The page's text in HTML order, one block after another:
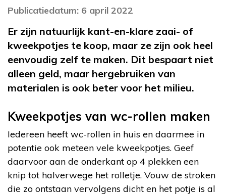
Publicatiedatum: 6 april 2022
Er zijn natuurlijk kant-en-klare zaai- of
kweekpotjes te koop, maar ze zijn ook heel
eenvoudig zelf te maken. Dit bespaart niet
alleen geld, maar hergebruiken van
materialen is ook beter voor het milieu.
Kweekpotjes van wc-rollen maken
Iedereen heeft wc-rollen in huis en daarmee in
potentie ook meteen vele kweekpotjes. Geef
daarvoor aan de onderkant op 4 plekken een
knip tot halverwege het rolletje. Vouw de stroken
die zo ontstaan vervolgens dicht en het potje is al